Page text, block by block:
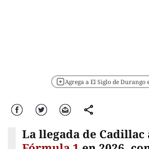
Agrega a El Siglo de Durango
Facebook Twitter Correo comparte
La llegada de Cadillac